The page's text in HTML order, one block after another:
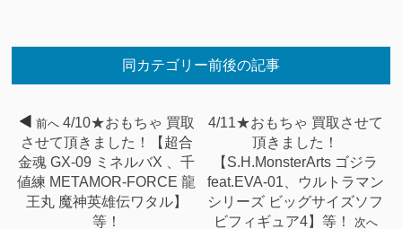
同カテゴリー前後の記事
前へ 4/10★おもちゃ 買取
させて頂きました！【超合
金魂 GX-09 ミネルバX 、千
値練 METAMOR-FORCE 龍
王丸 魔神英雄伝ワタル】
等！
4/11★おもちゃ 買取させて
頂きました！
【S.H.MonsterArts ゴジラ
feat.EVA-01、ウルトラマン
シリーズ ビッグサイズソフ
ビフィギュア4】等！
次へ